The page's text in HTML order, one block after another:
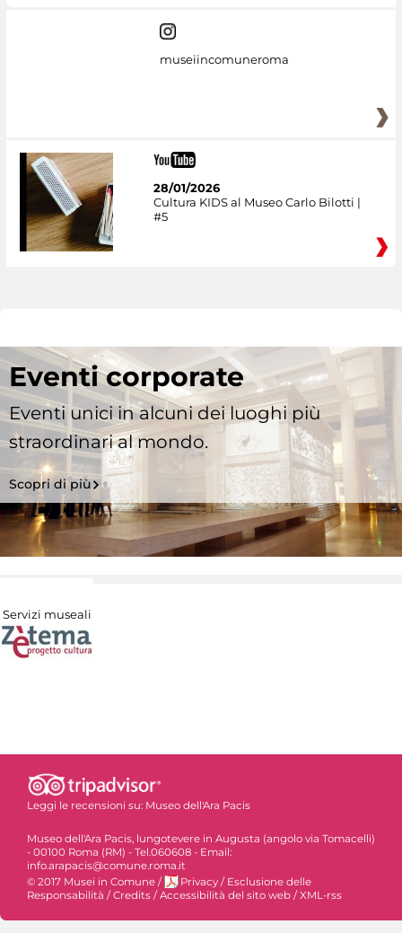
museiincomuneroma
28/01/2026
Cultura KIDS al Museo Carlo Bilotti |
#5
Eventi corporate
Eventi unici in alcuni dei luoghi più
straordinari al mondo.
Scopri di più
Servizi museali
Leggi le recensioni su: Museo dell'Ara Pacis
Museo dell'Ara Pacis, lungotevere in Augusta (angolo via Tomacelli)
- 00100 Roma (RM) - Tel.060608 - Email:
info.arapacis@comune.roma.it
© 2017 Musei in Comune / Privacy / Esclusione delle
Responsabilità /Credits /Accessibilità del sito web /XML-rss